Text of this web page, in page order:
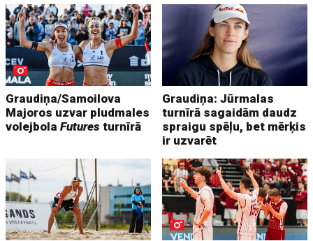
Graudiņa/Samoilova
Majoros uzvar pludmales
volejbolaFutures turnīrā
Graudiņa: Jūrmalas
turnīrā sagaidām daudz
spraigu spēļu, bet mērķis
ir uzvarēt